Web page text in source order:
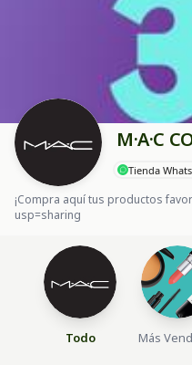
M·A·C
Tienda
¡Compra aquí tus productos
usp=sharing
Todo Más